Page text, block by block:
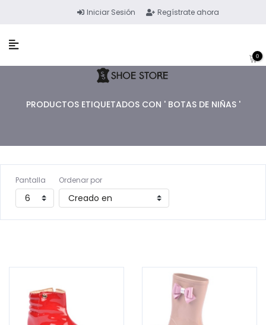
Iniciar Sesión Regístrate ahora
0
PRODUCTOS ETIQUETADOS CON ' BOTAS DE NIÑAS '
Pantalla Ordenar por